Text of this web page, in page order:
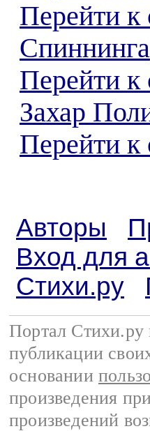
Перейти к
Спиннинга
Перейти к
Захар
Перейти к
Авторы
Вход для
Стихи.ру
Портал Стихи.ру
публикации
основании
произведения
произведений